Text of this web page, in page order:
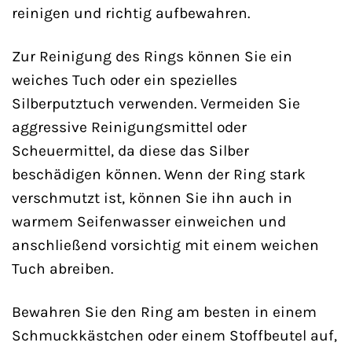
reinigen und richtig aufbewahren.
Zur Reinigung des Rings können Sie ein
weiches Tuch oder ein spezielles
Silberputztuch verwenden. Vermeiden Sie
aggressive Reinigungsmittel oder
Scheuermittel, da diese das Silber
beschädigen können. Wenn der Ring stark
verschmutzt ist, können Sie ihn auch in
warmem Seifenwasser einweichen und
anschließend vorsichtig mit einem weichen
Tuch abreiben.
Bewahren Sie den Ring am besten in einem
Schmuckkästchen oder einem Stoffbeutel auf,